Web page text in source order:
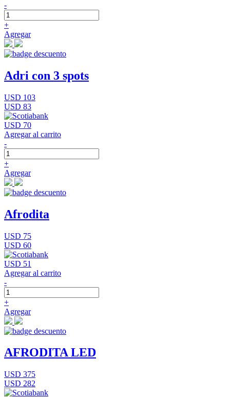
-
+
Agregar
Adri con 3 spots
USD 103
USD 83
USD 70
Agregar al carrito
-
+
Agregar
Afrodita
USD 75
USD 60
USD 51
Agregar al carrito
-
+
Agregar
AFRODITA LED
USD 375
USD 282